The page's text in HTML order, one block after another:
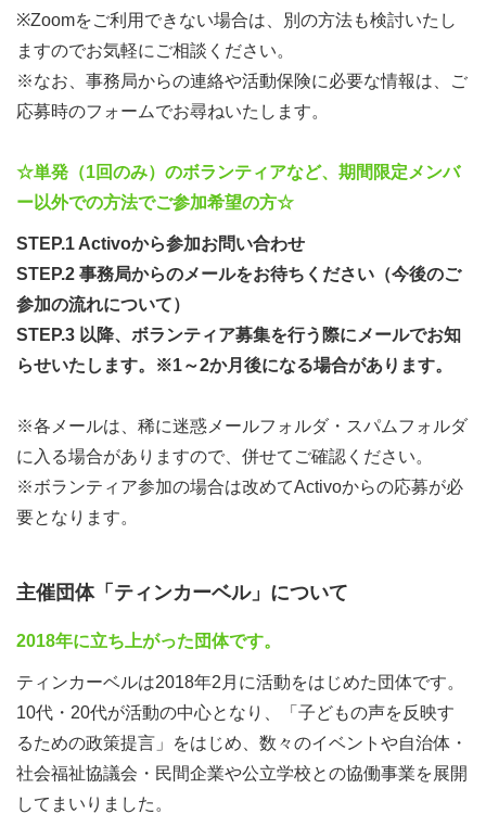
ながる新たな企画やプロジェクトを実現し、具体的に課題
改善に取り組むシステムの実現を目指します。
（４）子どもや若い世代でも社会課題に取り組む方法、政
策提言のとりまとめへ
に、そして継続的に改善していけるよう、政策として提案
していく仕組みを作ります。いろんな人とディスカッショ
今回の募集で実現を予定しているイベントは、「子どもた
ち・若い世代を対象としたディスカッションイベント」で
決めていくことができます。アドバイザーのアドバイスを
参考に、このイベント実現を目指してみてください。
※Zoomをご利用できない場合は、別の方法も検討いたし
ますのでお気軽にご相談ください。
※なお、事務局からの連絡や活動保険に必要な情報は、ご
応募時のフォームでお尋ねいたします。
☆単発（1回のみ）のボランティアなど、期間限定メンバ
ー以外での方法でご参加希望の方☆
STEP.1 Activoから参加お問い合わせ
STEP.2 事務局からのメールをお待ちください（今後のご
参加の流れについて）
STEP.3 以降、ボランティア募集を行う際にメールでお知
らせいたします。※1～2か月後になる場合があります。
※各メールは、稀に迷惑メールフォルダ・スパムフォルダ
に入る場合がありますので、併せてご確認ください。
※ボランティア参加の場合は改めてActivoからの応募が必
要となります。
主催団体「ティンカーベル」について
2018年に立ち上がった団体です。
ティンカーベルは2018年2月に活動をはじめた団体です。
10代・20代が活動の中心となり、「子どもの声を反映す
るための政策提言」をはじめ、数々のイベントや自治体・
社会福祉協議会・民間企業や公立学校との協働事業を展開
してまいりました。